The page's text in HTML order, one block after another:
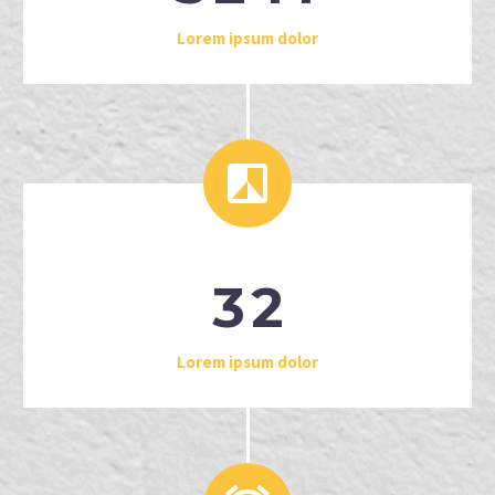
Lorem ipsum dolor


32
Lorem ipsum dolor